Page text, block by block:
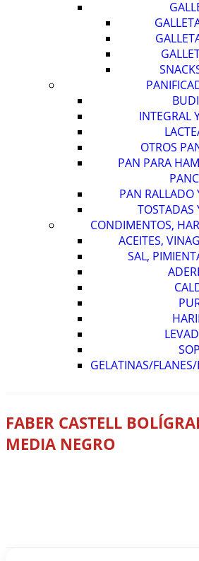
INTEGRAL
OTROS
PAN PARA
PAN RALLADO
TOSTADAS
CONDIMENTOS,
ACEITES,
SAL,
GELATINAS/
FABER CASTELL
MEDIA NEGRO